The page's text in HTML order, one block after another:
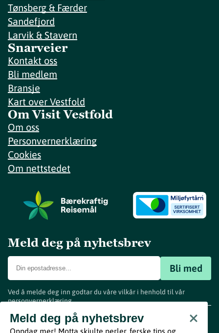
Tønsberg & Færder
Sandefjord
Larvik & Stavern
Snarveier
Kontakt oss
Bli medlem
Bransje
Kart over Vestfold
Om Visit Vestfold
Om oss
Personvernerklæring
Cookies
Om nettstedet
Meld deg på nyhetsbrev
Bli med
Ved å melde deg inn godtar du våre vilkår i henhold til vår
personvernerklæring.
Meld deg på nyhetsbrev
Oppdag mer! Motta skjulte perler, ferske tips og
www.visitvestfold.com
Turistinformasjon